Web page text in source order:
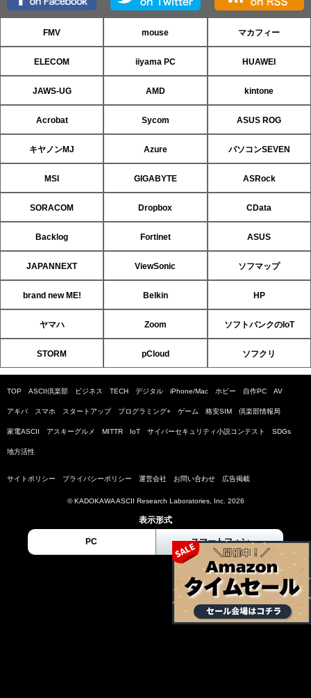
FMV mouse マカフィー
ELECOM iiyama PC HUAWEI
JAWS-UG AMD kintone
Acrobat Sycom ASUS ROG
キヤノンMJ Azure パソコンSEVEN
MSI GIGABYTE ASRock
SORACOM Dropbox CData
Backlog Fortinet ASUS
JAPANNEXT ViewSonic ソフマップ
brand new ME! Belkin HP
ヤマハ Zoom ソフトバンクのIoT
STORM pCloud ソフクリ
TOP ASCII倶楽部 ビジネス TECH デジタル iPhone/Mac ホビー 自作PC AV
アキバ スマホ スタートアップ プログラミング+ ゲーム 格安SIM 倶楽部情報局
家電ASCII アスキーグルメ MITTR IoT サイバーセキュリティ小説コンテスト SDGs
地方活性
サイトポリシー プライバシーポリシー 運営会社 お問い合わせ 広告掲載
© KADOKAWA ASCII Research Laboratories, Inc. 2026
表示形式
PC スマートフォン